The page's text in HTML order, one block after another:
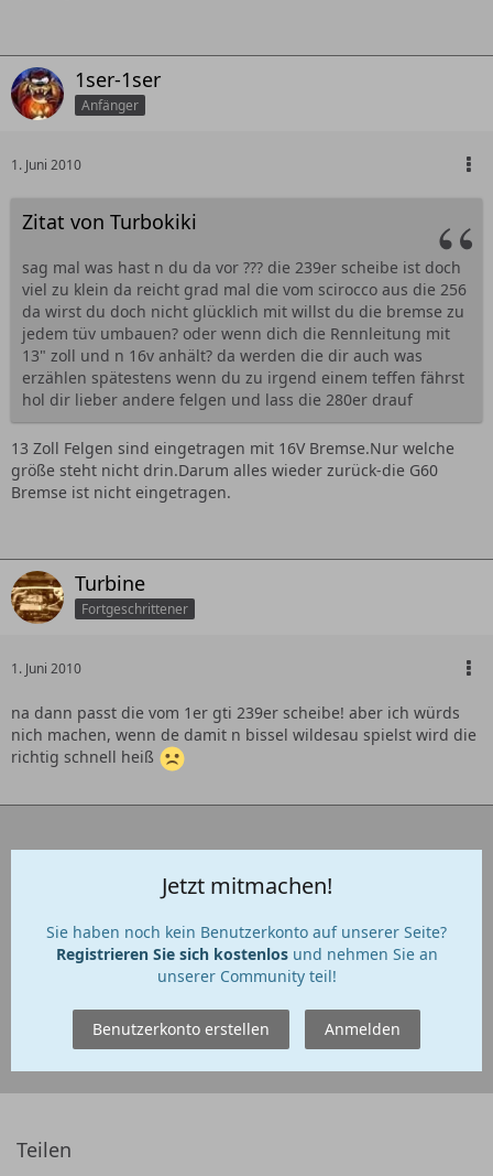
1ser-1ser
Anfänger
1. Juni 2010
Zitat von Turbokiki
sag mal was hast n du da vor ??? die 239er scheibe ist doch
viel zu klein da reicht grad mal die vom scirocco aus die 256
da wirst du doch nicht glücklich mit willst du die bremse zu
jedem tüv umbauen? oder wenn dich die Rennleitung mit
13" zoll und n 16v anhält? da werden die dir auch was
erzählen spätestens wenn du zu irgend einem teffen fährst
hol dir lieber andere felgen und lass die 280er drauf
13 Zoll Felgen sind eingetragen mit 16V Bremse.Nur welche
größe steht nicht drin.Darum alles wieder zurück-die G60
Bremse ist nicht eingetragen.
Turbine
Fortgeschrittener
1. Juni 2010
na dann passt die vom 1er gti 239er scheibe! aber ich würds
nich machen, wenn de damit n bissel wildesau spielst wird die
richtig schnell heiß
Jetzt mitmachen!
Sie haben noch kein Benutzerkonto auf unserer Seite?
Registrieren Sie sich kostenlosund nehmen Sie an
unserer Community teil!
Benutzerkonto erstellen Anmelden
Teilen